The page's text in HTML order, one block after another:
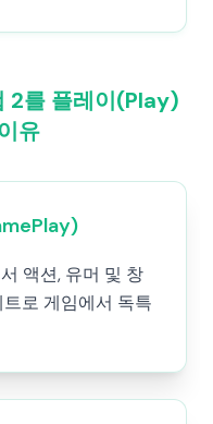
2를 플레이(Play)
유
액션, 유머 및 창
로 게임에서 독특